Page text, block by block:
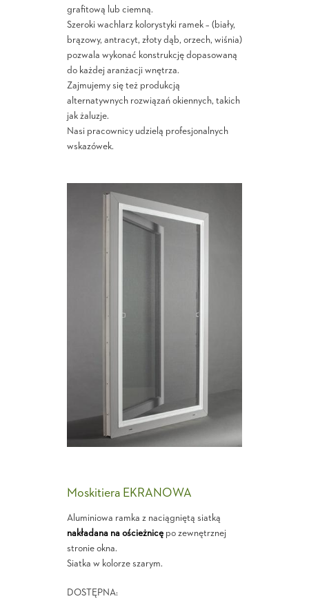
grafitową lub ciemną.
Szeroki wachlarz kolorystyki ramek – (biały,
brązowy, antracyt, złoty dąb, orzech, wiśnia)
pozwala wykonać konstrukcję dopasowaną
do każdej aranżacji wnętrza.
Zajmujemy się też produkcją
alternatywnych rozwiązań okiennych, takich
jak żaluzje.
Nasi pracownicy udzielą profesjonalnych
wskazówek.
Moskitiera EKRANOWA
Aluminiowa ramka z naciągniętą siatką
nakładana na ościeżnicępo zewnętrznej
stronie okna.
Siatka w kolorze szarym.
DOSTĘPNA: